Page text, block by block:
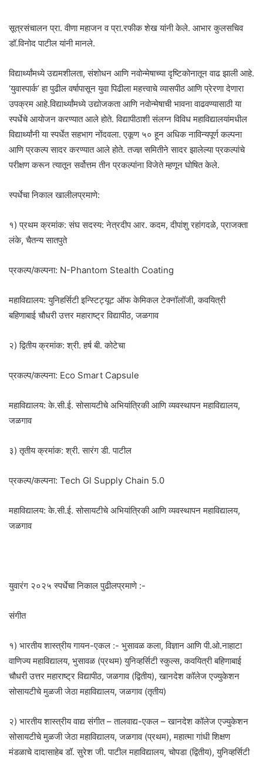
सूत्रसंचालन प्रा. वीणा महाजन व प्रा.रफीक शेख यांनी केले. आभार कुलसचिव
डॉ.विनोद पाटील यांनी मानले.
विद्यार्थ्यांमध्ये उद्यमशीलता, संशोधन आणि नवोन्मेषाच्या दृष्टिकोनातून वाढ झाली आहे.
‘युवास्पार्क’ हा पुढील वर्षापासून युवा पिढीला महत्त्वाचे व्यासपीठ आणि प्रेरणा देणारा
उपक्रम आहे.विद्यार्थ्यांमध्ये उद्योजकता आणि नवोन्मेषाची भावना वाढवण्यासाठी या
स्पर्धेचे आयोजन करण्यात आले होते. विद्यापीठाशी संलग्न विविध महाविद्यालयांमधील
विद्यार्थ्यांनी या स्पर्धेत सहभाग नोंदवला. एकूण ५० हून अधिक नाविन्यपूर्ण कल्पना
आणि प्रकल्प सादर करण्यात आले होते. तज्ज्ञ समितीने सादर झालेल्या प्रकल्पांचे
परीक्षण करून त्यातून सर्वोत्तम तीन प्रकल्पांना विजेते म्हणून घोषित केले.
स्पर्धेचा निकाल खालीलप्रमाणे:
१) प्रथम क्रमांक: संघ सदस्य: नेत्रदीप आर. कदम, दीपांशु रहांगदळे, प्राजक्ता
लंके, चैतन्य सातपुते
प्रकल्प/कल्पना: N-Phantom Stealth Coating
महाविद्यालय: युनिहर्सिटी इन्स्टिट्यूट ऑफ केमिकल टेक्नॉलॉजी, कवयित्री
बहिणाबाई चौधरी उत्तर महाराष्ट्र विद्यापीठ, जळगाव
२) द्वितीय क्रमांक: श्री. हर्ष बी. कोटेचा
प्रकल्प/कल्पना: Eco Smart Capsule
महाविद्यालय: के.सी.ई. सोसायटीचे अभियांत्रिकी आणि व्यवस्थापन महाविद्यालय,
जळगाव
३) तृतीय क्रमांक: श्री. सारंग डी. पाटील
प्रकल्प/कल्पना: Tech Gl Supply Chain 5.0
महाविद्यालय: के.सी.ई. सोसायटीचे अभियांत्रिकी आणि व्यवस्थापन महाविद्यालय,
जळगाव
युवारंग २०२५ स्पर्धेचा निकाल पुढीलप्रमाणे :-
संगीत
१) भारतीय शास्त्रीय गायन-एकल :- भुसावळ कला, विज्ञान आणि पी.ओ.नाहाटा
वाणिज्य महाविद्यालय, भुसावळ (प्रथम) युनिव्हर्सिटी स्कुल्स, कवयित्री बहिणाबाई
चौधरी उत्तर महाराष्ट्र विद्यापीठ, जळगाव (द्वितीय), खानदेश कॉलेज एज्युकेशन
सोसायटीचे मुळजी जेठा महाविद्यालय, जळगाव (तृतीय)
२) भारतीय शास्त्रीय वाद्य संगीत – तालवाद्य-एकल – खानदेश कॉलेज एज्युकेशन
सोसायटीचे मुळजी जेठा महाविद्यालय, जळगाव (प्रथम), महात्मा गांधी शिक्षण
मंडळाचे दादासाहेब डॉ. सुरेश जी. पाटील महाविद्यालय, चोपडा (द्वितीय), युनिव्हर्सिटी